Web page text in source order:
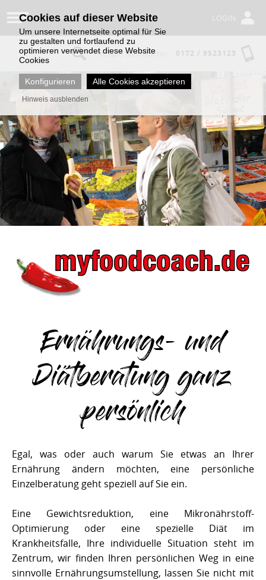
LOGIN
Ernährungs- und
Diätberatung ganz
persönlich
Egal, was oder auch warum Sie etwas an Ihrer
Ernährung ändern möchten, eine persönliche
Einzelberatung geht speziell auf Sie ein.
Eine Gewichtsreduktion, eine Mikronährstoff-
Optimierung oder eine spezielle Diät im
Krankheitsfalle, Ihre individuelle Situation steht im
Zentrum, wir finden Ihren persönlichen Weg in eine
sinnvolle Ernährungsumstellung, lassen Sie nicht mit
Cookies auf dieser Website
Um unsere Internetseite optimal für Sie
zu gestalten und fortlaufend zu
optimieren verwendet diese Website
Cookies
Konfigurieren Alle Cookies akzeptieren
Hinweis ausblenden